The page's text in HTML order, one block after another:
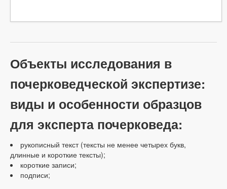
Объекты исследования в
почерковедческой экспертизе:
виды и особенности образцов
для эксперта почерковеда:
рукописный текст (тексты не менее четырех букв,
длинные и короткие тексты);
короткие записи;
подписи;